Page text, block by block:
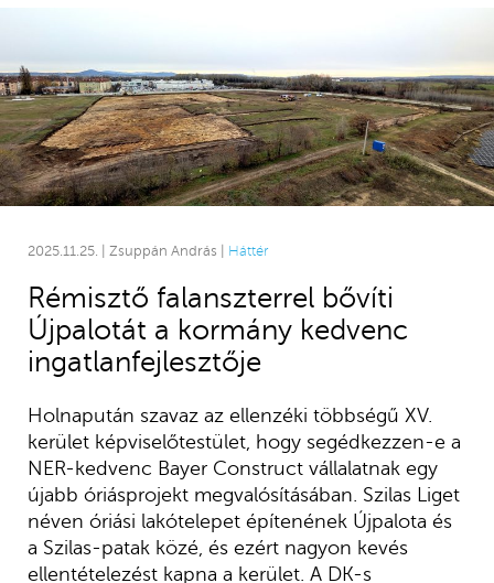
2025.11.25. | Zsuppán András | Háttér
Rémisztő falanszterrel bővíti
Újpalotát a kormány kedvenc
ingatlanfejlesztője
Holnapután szavaz az ellenzéki többségű XV.
kerület képviselőtestület, hogy segédkezzen-e a
NER-kedvenc Bayer Construct vállalatnak egy
újabb óriásprojekt megvalósításában. Szilas Liget
néven óriási lakótelepet építenének Újpalota és
a Szilas-patak közé, és ezért nagyon kevés
ellentételezést kapna a kerület. A DK-s